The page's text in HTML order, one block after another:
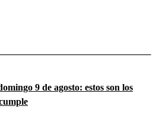
9 de agosto: estos son los